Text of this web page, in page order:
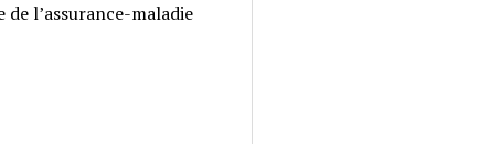
l’assurance-maladie